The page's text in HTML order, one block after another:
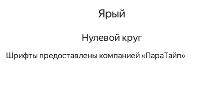
Ярый
Нулевой круг
Шрифты предоставлены компанией «ПараТайп»